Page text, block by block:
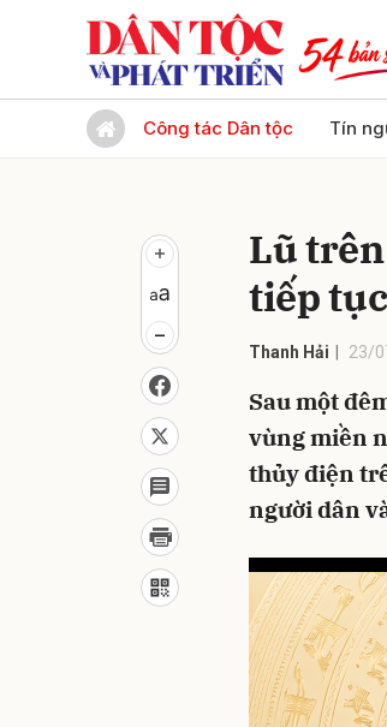
Công tác Dân tộc Tín
Lũ
tiếp
Thanh Hải 23/
Sau một
vùng miền
thủy điện
người dân